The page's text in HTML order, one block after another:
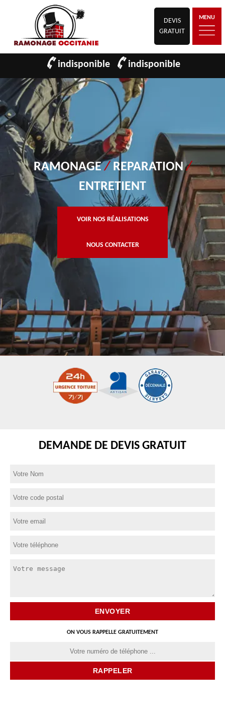
DEVIS
GRATUIT
MENU
indisponible indisponible
RAMONAGE/ REPARATION/
ENTRETIENT
VOIR NOS RÉALISATIONS
NOUS CONTACTER
DEMANDE DE DEVIS GRATUIT
ON VOUS RAPPELLE GRATUITEMENT